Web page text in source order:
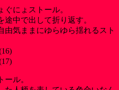
にょストール。
中で出して折り返す。
由気ままにゆらゆら揺れるスト
ル。